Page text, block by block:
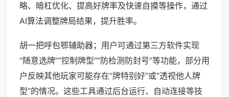
略、暗杠优化、提高好牌率及快速自摸等操作，通过
AI算法调整牌局结果，提升胜率。
胡一把呼包鄂辅助器；用户可通过第三方软件实现
“随意选牌”“控制牌型”“防检测防封号”等功能，部分用
户反映其他玩家可能存在“牌特别好”或“透视他人牌
型”的情况。这些工具通过后台运行、自动连接等技